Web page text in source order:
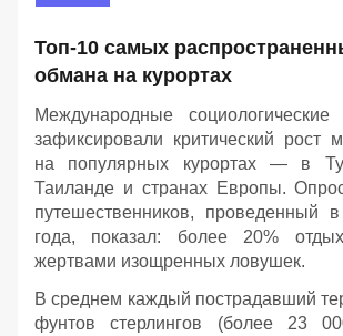
Топ-10 самых
обмана на курортах
Международные социологические
зафиксировали критический рост
на популярных курортах — в
Таиланде и странах Европы.
путешественников, проведенный
года, показал: более 20%
жертвами изощренных ловушек.
В среднем каждый пострадавший
фунтов стерлингов (более 23